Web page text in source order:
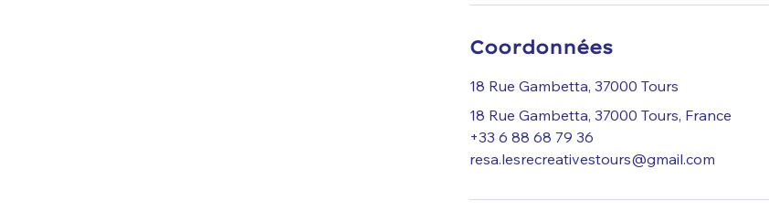
Coordonnées
18 Rue Gambetta, 37000 Tours
18 Rue Gambetta, 37000 Tours, France
+33 6 88 68 79 36
resa.lesrecreativestours@gmail.com